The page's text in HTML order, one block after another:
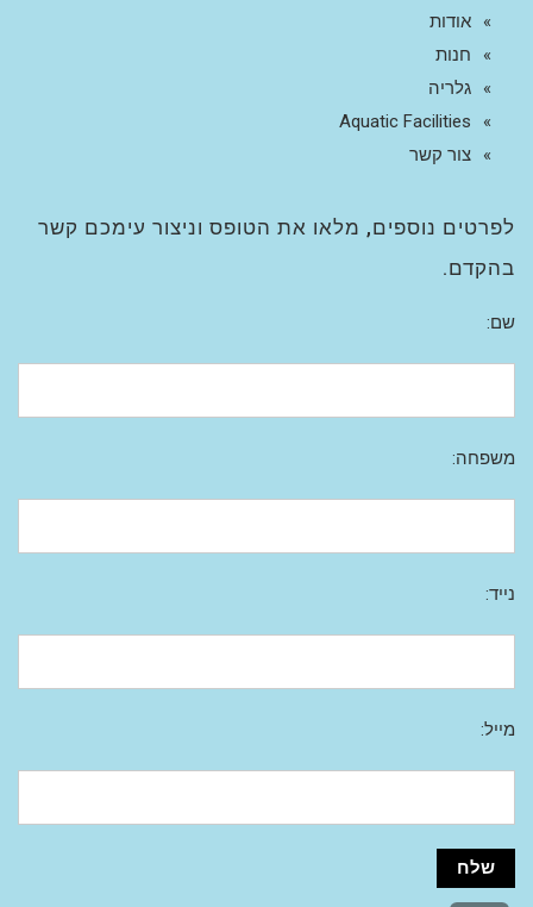
אודות
חנות
גלריה
Aquatic Facilities
צור קשר
לפרטים נוספים, מלאו את הטופס וניצור עימכם קשר
בהקדם.
שם:
משפחה:
נייד:
מייל: